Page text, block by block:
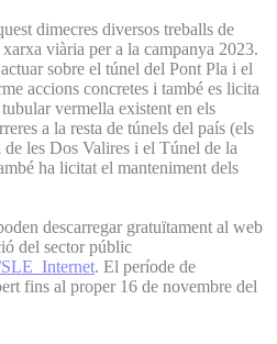
dimecres diversos treballs de
viària per a la campanya 2023.
sobre el túnel del Pont Pla i el
accions concretes i també es licita
vermella existent en els
a la resta de túnels del país (els
les Dos Valires i el Túnel de la
ha licitat el manteniment dels
descarregar gratuïtament al web
del sector públic
. El període de
fins al proper 16 de novembre del